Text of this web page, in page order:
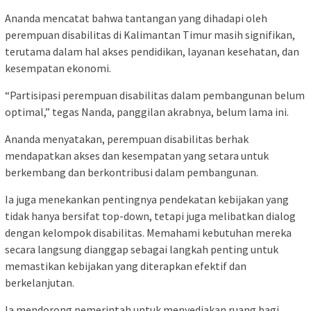
Ananda mencatat bahwa tantangan yang dihadapi oleh
perempuan disabilitas di Kalimantan Timur masih signifikan,
terutama dalam hal akses pendidikan, layanan kesehatan, dan
kesempatan ekonomi.
“Partisipasi perempuan disabilitas dalam pembangunan belum
optimal,” tegas Nanda, panggilan akrabnya, belum lama ini.
Ananda menyatakan, perempuan disabilitas berhak
mendapatkan akses dan kesempatan yang setara untuk
berkembang dan berkontribusi dalam pembangunan.
Ia juga menekankan pentingnya pendekatan kebijakan yang
tidak hanya bersifat top-down, tetapi juga melibatkan dialog
dengan kelompok disabilitas. Memahami kebutuhan mereka
secara langsung dianggap sebagai langkah penting untuk
memastikan kebijakan yang diterapkan efektif dan
berkelanjutan.